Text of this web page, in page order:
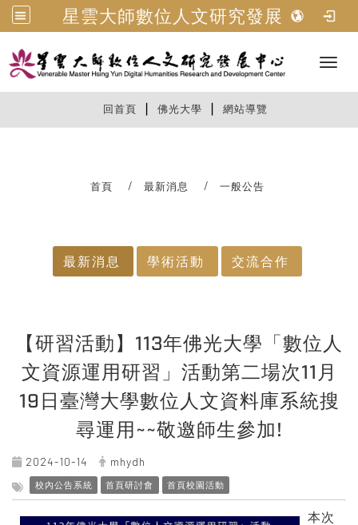
星雲大師數位人文研究發展中心
回首頁 佛光大學 網站導覽
首頁 最新消息 一般公告
最新消息 學術活動 交流合作
【研習活動】113年佛光大學「數位人
文資源運用研習」活動第二場次11月
19日臺灣大學數位人文資料庫系統搜
尋運用~~敬邀師生參加!
2024-10-14 mhydh
校內公告系統 首頁研討會 首頁校園活動
本次